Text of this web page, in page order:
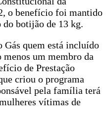
o benefício foi mantido
do botijão de 13 kg.
Gás quem está incluído
menos um membro da
de Prestação
criou o programa
pela família terá
vítimas de